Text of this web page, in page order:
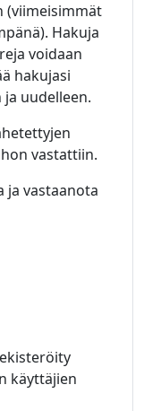
(viimeisimmät
Hakuja
voidaan
hakujasi
uudelleen.
vastattiin.
ja vastaanota
käyttäjien